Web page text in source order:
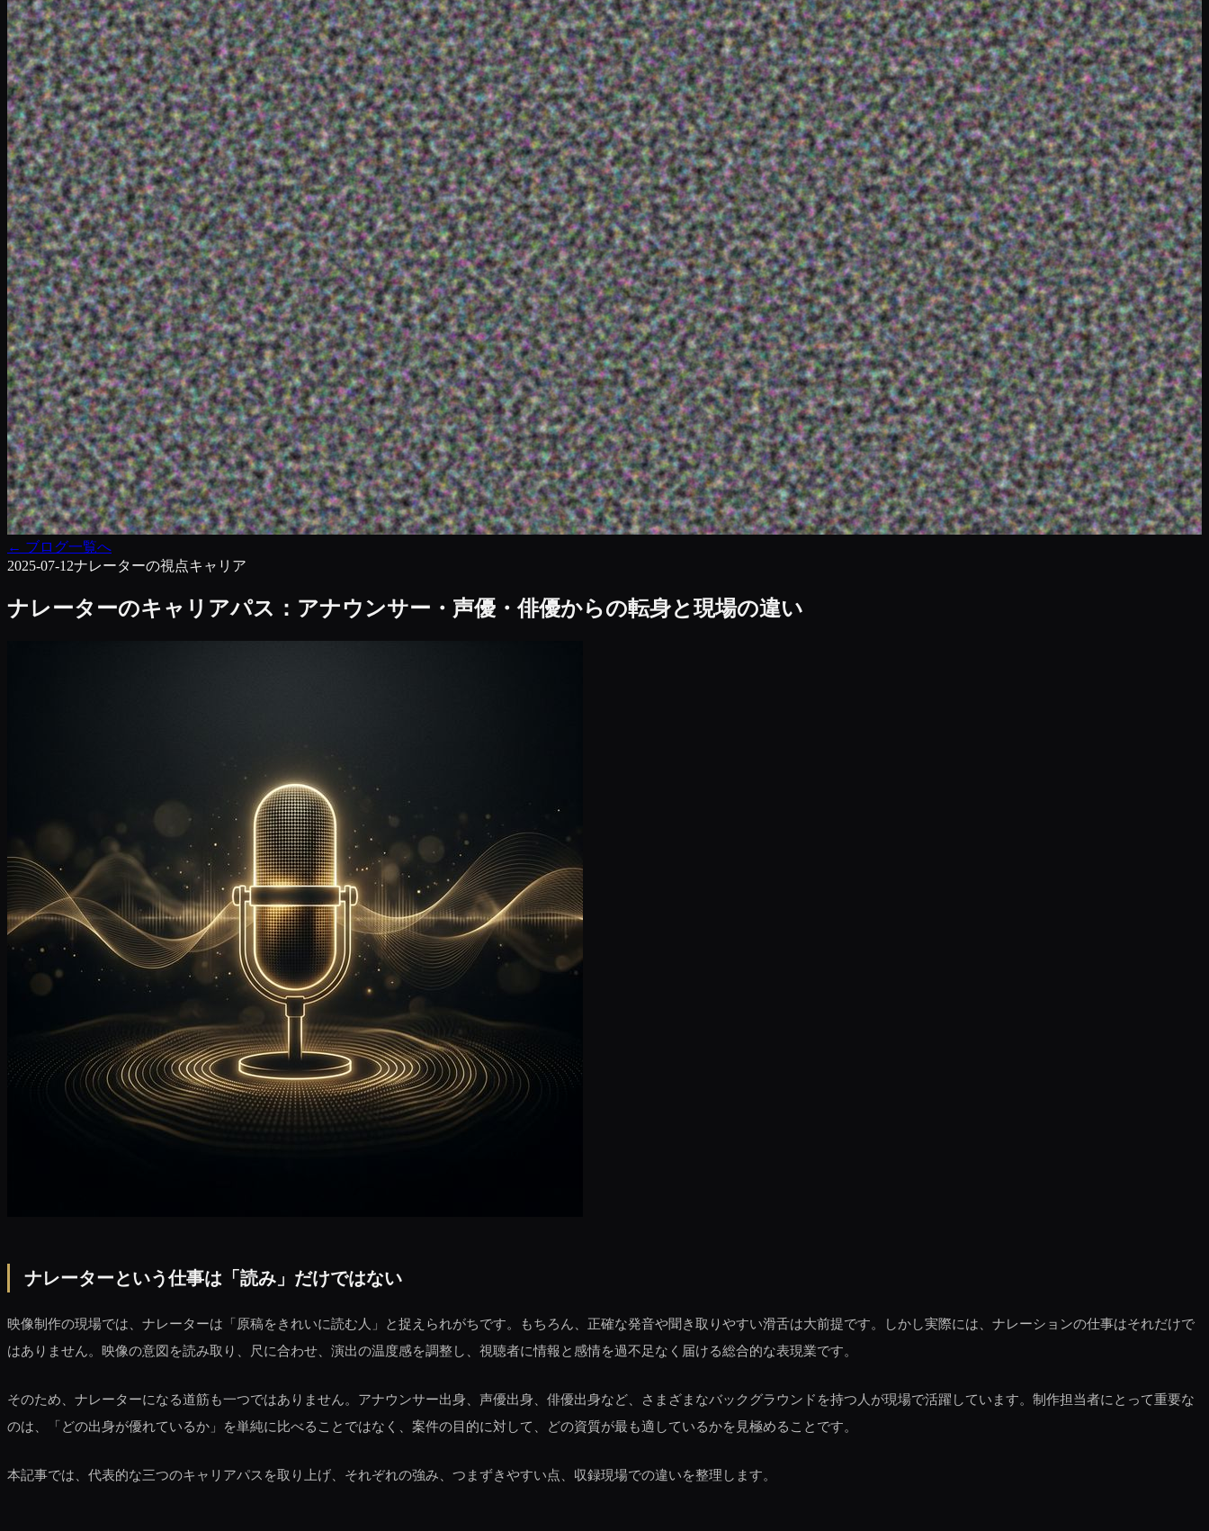
← ブログ一覧へ
2025-07-12ナレーターの視点キャリア
ナレーターのキャリアパス：アナウンサー・声優・俳優からの転身と現場の違い
ナレーターという仕事は「読み」だけではない
映像制作の現場では、ナレーターは「原稿をきれいに読む人」と捉えられがちです。もちろん、正確な発音や聞き取りやすい滑舌は大前提です。しかし実際には、ナレーションの仕事はそれだけで
はありません。映像の意図を読み取り、尺に合わせ、演出の温度感を調整し、視聴者に情報と感情を過不足なく届ける総合的な表現業です。
そのため、ナレーターになる道筋も一つではありません。アナウンサー出身、声優出身、俳優出身など、さまざまなバックグラウンドを持つ人が現場で活躍しています。制作担当者にとって重要な
のは、「どの出身が優れているか」を単純に比べることではなく、案件の目的に対して、どの資質が最も適しているかを見極めることです。
本記事では、代表的な三つのキャリアパスを取り上げ、それぞれの強み、つまずきやすい点、収録現場での違いを整理します。